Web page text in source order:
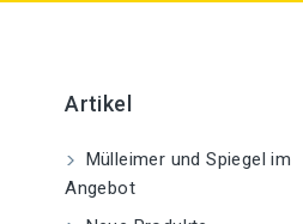
Artikel
Mülleimer und Spiegel im
Angebot